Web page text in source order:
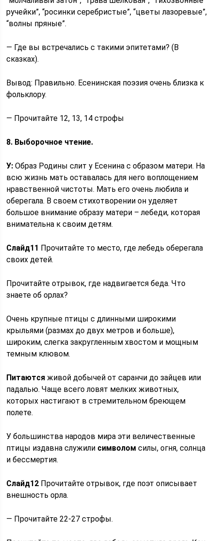
ручейки”, “росинки серебристые”, “цветы лазоревые”,
“волны пряные”.
— Где вы встречались с такими эпитетами? (В
сказках).
Вывод: Правильно. Есенинская поэзия очень близка к
фольклору.
— Прочитайте 12, 13, 14 строфы
8. Выборочное чтение.
У:Образ Родины слит у Есенина с образом матери. На
всю жизнь мать оставалась для него воплощением
нравственной чистоты. Мать его очень любила и
оберегала. В своем стихотворении он уделяет
большое внимание образу матери – лебеди, которая
внимательна к своим детям.
Слайд11 Прочитайте то место, где лебедь оберегала
своих детей.
Прочитайте отрывок, где надвигается беда. Что
знаете об орлах?
Очень крупные птицы с длинными широкими
крыльями (размах до двух метров и больше),
широким, слегка закругленным хвостом и мощным
темным клювом.
Питаются живой добычей от саранчи до зайцев или
падалью. Чаще всего ловят мелких животных,
которых настигают в стремительном бреющем
полете.
У большинства народов мира эти величественные
птицы издавна служили символом силы, огня, солнца
и бессмертия.
Слайд12 Прочитайте отрывок, где поэт описывает
внешность орла.
— Прочитайте 22-27 строфы.